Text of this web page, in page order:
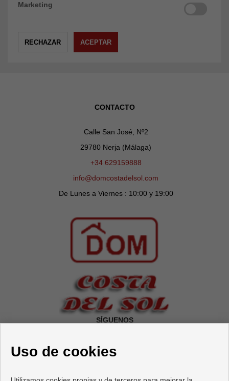
Marketing
CONTACTO
Calle San José, Nº2
29780 Nerja (Málaga)
+34 629159888
info@domcostadelsol.com
De Lunes a Viernes : 10:00 y 19:00
SÍGUENOS
Uso de cookies